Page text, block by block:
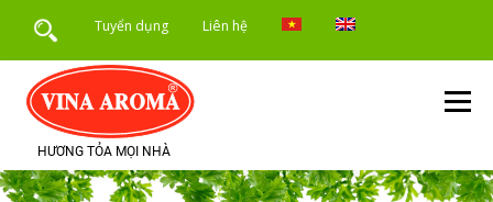
Tuyển dụng Liên hệ
HƯƠNG TỎA MỌI NHÀ
Menu